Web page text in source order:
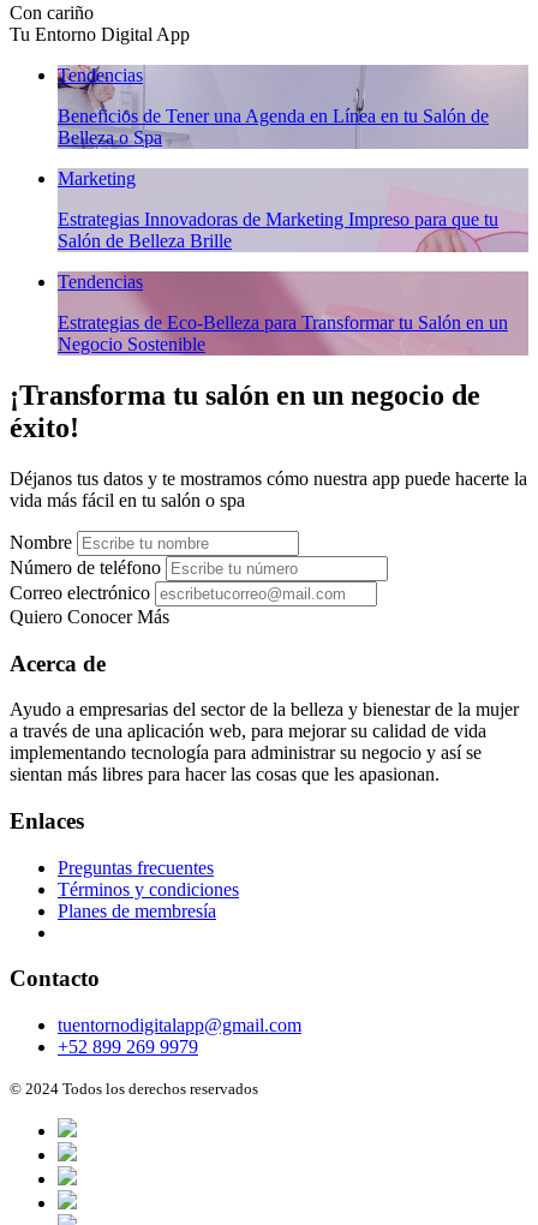
Con cariño
Tu Entorno Digital App
Tendencias
Beneficios de Tener una Agenda en Línea en tu Salón de
Belleza o Spa
Marketing
Estrategias Innovadoras de Marketing Impreso para que tu
Salón de Belleza Brille
Tendencias
Estrategias de Eco-Belleza para Transformar tu Salón en un
Negocio Sostenible
¡Transforma tu salón en un negocio de
éxito!
Déjanos tus datos y te mostramos cómo nuestra app puede hacerte la
vida más fácil en tu salón o spa
Nombre
Número de teléfono
Correo electrónico
Quiero Conocer Más
Acerca de
Ayudo a empresarias del sector de la belleza y bienestar de la mujer
a través de una aplicación web, para mejorar su calidad de vida
implementando tecnología para administrar su negocio y así se
sientan más libres para hacer las cosas que les apasionan.
Enlaces
Preguntas frecuentes
Términos y condiciones
Planes de membresía
Contacto
tuentornodigitalapp@gmail.com
+52 899 269 9979
© 2024 Todos los derechos reservados